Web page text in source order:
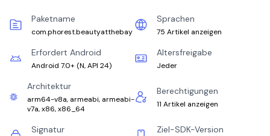
Paketname
com.phorest.beautyatthebay
Sprachen
75 Artikel anzeigen
Erfordert Android
Android 7.0+ (N, API 24)
Altersfreigabe
Jeder
Architektur
arm64-v8a, armeabi, armeabi-
v7a, x86, x86_64
Berechtigungen
11 Artikel anzeigen
Signatur Ziel-SDK-Version